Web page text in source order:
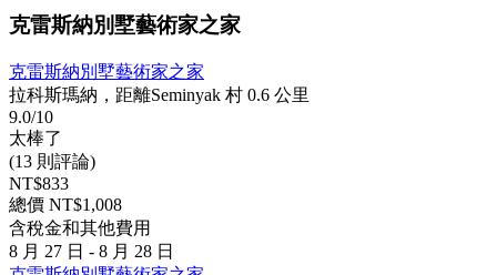
克雷斯納別墅藝術家之家
克雷斯納別墅藝術家之家
拉科斯瑪納，距離Seminyak 村 0.6 公里
9.0/10
太棒了
(13 則評論)
NT$833
總價 NT$1,008
含稅金和其他費用
8 月 27 日 - 8 月 28 日